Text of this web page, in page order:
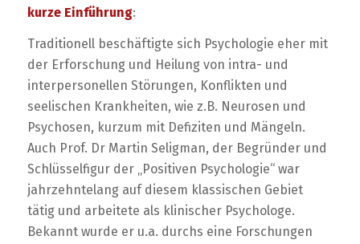
kurze Einführung:
Traditionell beschäftigte sich Psychologie eher mit
der Erforschung und Heilung von intra- und
interpersonellen Störungen, Konflikten und
seelischen Krankheiten, wie z.B. Neurosen und
Psychosen, kurzum mit Defiziten und Mängeln.
Auch Prof. Dr Martin Seligman, der Begründer und
Schlüsselfigur der „Positiven Psychologie“ war
jahrzehntelang auf diesem klassischen Gebiet
tätig und arbeitete als klinischer Psychologe.
Bekannt wurde er u.a. durchs eine Forschungen